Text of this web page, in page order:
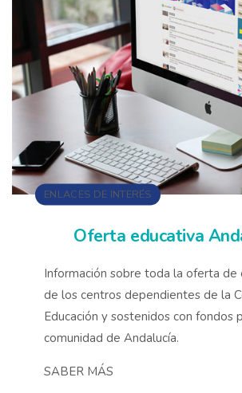
ENLACES DE INTERÉS
Oferta educativa
Información sobre toda la oferta de
de los centros dependientes de la
Educación y sostenidos con fondos
comunidad de Andalucía.
SABER MÁS